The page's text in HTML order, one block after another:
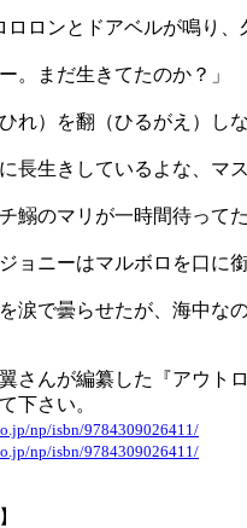
ロロンとドアベルが鳴り
。まだ生きてたのか？」
れ）を翻（ひるがえ）し
長生きしているよな、マス
鰯のマリが一時間待って
ニーはマルボロを口に
涙で曇らせたが、海中な
翼さんが編纂した『アウ
下さい。
np/isbn/9784309026411/
np/isbn/9784309026411/